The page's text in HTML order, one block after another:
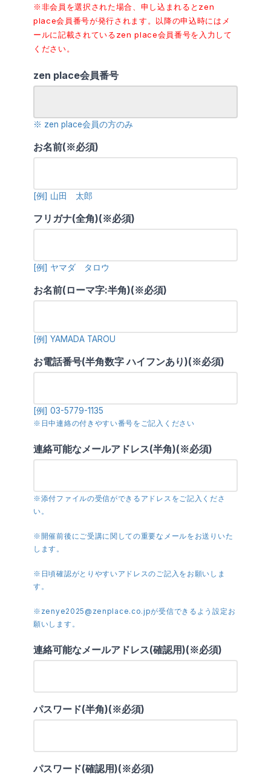
※非会員を選択された場合、申し込まれるとzen
place会員番号が発行されます。以降の申込時にはメ
ールに記載されているzen place会員番号を入力して
ください。
zen place会員番号
※ zen place会員の方のみ
お名前(※必須)
[例] 山田 太郎
フリガナ(全角)(※必須)
[例] ヤマダ タロウ
お名前(ローマ字:半角)(※必須)
[例] YAMADA TAROU
お電話番号(半角数字 ハイフンあり)(※必須)
[例] 03-5779-1135
※日中連絡の付きやすい番号をご記入ください
連絡可能なメールアドレス(半角)(※必須)
※添付ファイルの受信ができるアドレスをご記入くださ
い。
※開催前後にご受講に関しての重要なメールをお送りいた
します。
※日頃確認がとりやすいアドレスのご記入をお願いしま
す。
※zenye2025@zenplace.co.jpが受信できるよう設定お
願いします。
連絡可能なメールアドレス(確認用)(※必須)
パスワード(半角)(※必須)
パスワード(確認用)(※必須)